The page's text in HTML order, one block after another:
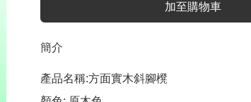
加至購物車
簡介
產品名稱:方面實木斜腳櫈